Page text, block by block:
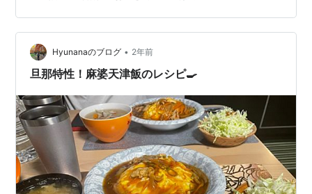
いていて夏に最高！ 食べる直前に表面を焼いてくれまし
た！ソースは焼肉のタレとなんかを混ぜたやつ笑 二品と
もビールにぴったり🍺 ちなみにローストポークのお肉は
「ラ・ムー」で100g 98円でした🤩 スーパーで安く買え
たものをこんなに素敵な料理にしてくれるなんて本当に
Hyunanaのブログ • 2年前
旦那特性！麻婆天津飯のレシピ🍳